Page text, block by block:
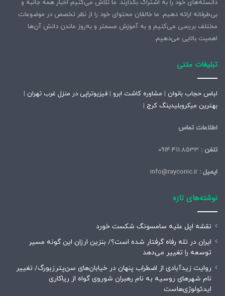
دانسته‌های خود را به اشتراک بگذارند. ما تلاش می‌کنیم اخبار همه جانبه و
بی‌طرفانه ارائه دهیم. ما خالقان محتوای خود را از نظر تخصص در موضوعات
مختلف بررسی می‌کنیم و به آموزش مسمتر و به‌روز ماندن دانش آن‌ها
اهمیت بالایی می‌دهیم.
تبلیغات متنی
لباس حجاب بانوان | مشاوره کاشت ابرو | فیزیوتراپی در منزل غرب تهران |
بهترین میکروبلیدینگ کرج |
اطلاعات تماس
تلفن :
ایمیل :
نوشته‌های تازه
نقشه اپل علیه سامسونگ شکست خورد
ایران در تله رفاه گرفتار شده است؟/ بنزین ارزان این گونه مسیر
توسعه را تغییر می‌دهد
روایت زیدآبادی از اضطراب پنهان در خیابان‌های سن‌پترزبورگ/ تغییر
نام شهرهای روسیه به نام رهبران شوروی گواه از ریاکاری
ایدئولوژی‌هاست